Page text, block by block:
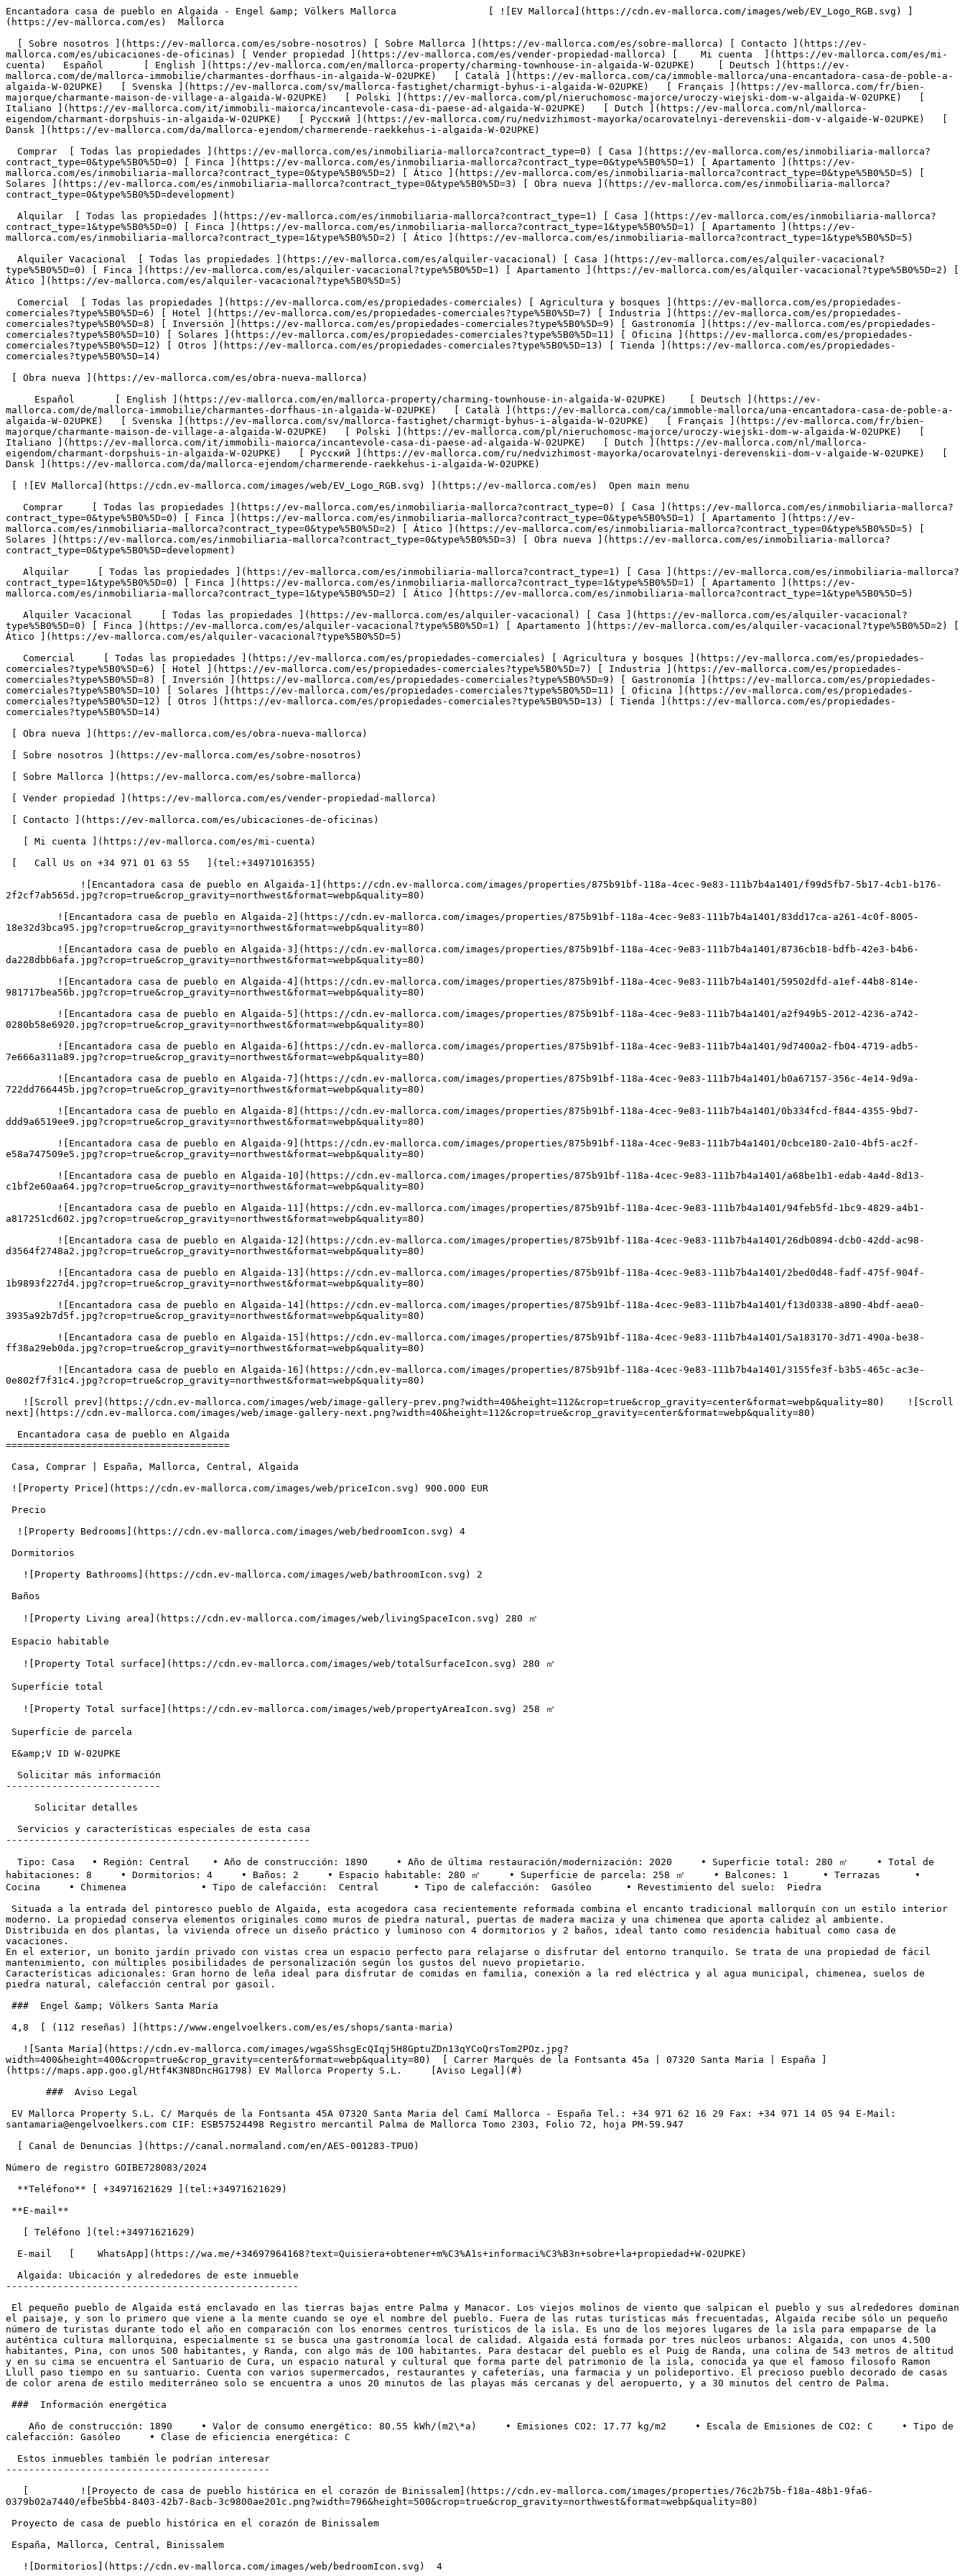
Encantadora casa de pueblo en Algaida - Engel &amp; Völkers Mallorca                [ ![EV Mallorca](https://cdn.ev-mallorca.com/images/web/EV_Logo_RGB.svg) ](https://ev-mallorca.com/es)  Mallorca  

  [ Sobre nosotros ](https://ev-mallorca.com/es/sobre-nosotros) [ Sobre Mallorca ](https://ev-mallorca.com/es/sobre-mallorca) [ Contacto ](https://ev-mallorca.com/es/ubicaciones-de-oficinas) [ Vender propiedad ](https://ev-mallorca.com/es/vender-propiedad-mallorca) [    Mi cuenta  ](https://ev-mallorca.com/es/mi-cuenta)   Español       [ English ](https://ev-mallorca.com/en/mallorca-property/charming-townhouse-in-algaida-W-02UPKE)    [ Deutsch ](https://ev-mallorca.com/de/mallorca-immobilie/charmantes-dorfhaus-in-algaida-W-02UPKE)   [ Català ](https://ev-mallorca.com/ca/immoble-mallorca/una-encantadora-casa-de-poble-a-algaida-W-02UPKE)   [ Svenska ](https://ev-mallorca.com/sv/mallorca-fastighet/charmigt-byhus-i-algaida-W-02UPKE)   [ Français ](https://ev-mallorca.com/fr/bien-majorque/charmante-maison-de-village-a-algaida-W-02UPKE)   [ Polski ](https://ev-mallorca.com/pl/nieruchomosc-majorce/uroczy-wiejski-dom-w-algaida-W-02UPKE)   [ Italiano ](https://ev-mallorca.com/it/immobili-maiorca/incantevole-casa-di-paese-ad-algaida-W-02UPKE)   [ Dutch ](https://ev-mallorca.com/nl/mallorca-eigendom/charmant-dorpshuis-in-algaida-W-02UPKE)   [ Русский ](https://ev-mallorca.com/ru/nedvizhimost-mayorka/ocarovatelnyi-derevenskii-dom-v-algaide-W-02UPKE)   [ Dansk ](https://ev-mallorca.com/da/mallorca-ejendom/charmerende-raekkehus-i-algaida-W-02UPKE)   

  Comprar  [ Todas las propiedades ](https://ev-mallorca.com/es/inmobiliaria-mallorca?contract_type=0) [ Casa ](https://ev-mallorca.com/es/inmobiliaria-mallorca?contract_type=0&type%5B0%5D=0) [ Finca ](https://ev-mallorca.com/es/inmobiliaria-mallorca?contract_type=0&type%5B0%5D=1) [ Apartamento ](https://ev-mallorca.com/es/inmobiliaria-mallorca?contract_type=0&type%5B0%5D=2) [ Ático ](https://ev-mallorca.com/es/inmobiliaria-mallorca?contract_type=0&type%5B0%5D=5) [ Solares ](https://ev-mallorca.com/es/inmobiliaria-mallorca?contract_type=0&type%5B0%5D=3) [ Obra nueva ](https://ev-mallorca.com/es/inmobiliaria-mallorca?contract_type=0&type%5B0%5D=development) 

  Alquilar  [ Todas las propiedades ](https://ev-mallorca.com/es/inmobiliaria-mallorca?contract_type=1) [ Casa ](https://ev-mallorca.com/es/inmobiliaria-mallorca?contract_type=1&type%5B0%5D=0) [ Finca ](https://ev-mallorca.com/es/inmobiliaria-mallorca?contract_type=1&type%5B0%5D=1) [ Apartamento ](https://ev-mallorca.com/es/inmobiliaria-mallorca?contract_type=1&type%5B0%5D=2) [ Ático ](https://ev-mallorca.com/es/inmobiliaria-mallorca?contract_type=1&type%5B0%5D=5) 

  Alquiler Vacacional  [ Todas las propiedades ](https://ev-mallorca.com/es/alquiler-vacacional) [ Casa ](https://ev-mallorca.com/es/alquiler-vacacional?type%5B0%5D=0) [ Finca ](https://ev-mallorca.com/es/alquiler-vacacional?type%5B0%5D=1) [ Apartamento ](https://ev-mallorca.com/es/alquiler-vacacional?type%5B0%5D=2) [ Ático ](https://ev-mallorca.com/es/alquiler-vacacional?type%5B0%5D=5) 

  Comercial  [ Todas las propiedades ](https://ev-mallorca.com/es/propiedades-comerciales) [ Agricultura y bosques ](https://ev-mallorca.com/es/propiedades-comerciales?type%5B0%5D=6) [ Hotel ](https://ev-mallorca.com/es/propiedades-comerciales?type%5B0%5D=7) [ Industria ](https://ev-mallorca.com/es/propiedades-comerciales?type%5B0%5D=8) [ Inversión ](https://ev-mallorca.com/es/propiedades-comerciales?type%5B0%5D=9) [ Gastronomía ](https://ev-mallorca.com/es/propiedades-comerciales?type%5B0%5D=10) [ Solares ](https://ev-mallorca.com/es/propiedades-comerciales?type%5B0%5D=11) [ Oficina ](https://ev-mallorca.com/es/propiedades-comerciales?type%5B0%5D=12) [ Otros ](https://ev-mallorca.com/es/propiedades-comerciales?type%5B0%5D=13) [ Tienda ](https://ev-mallorca.com/es/propiedades-comerciales?type%5B0%5D=14) 

 [ Obra nueva ](https://ev-mallorca.com/es/obra-nueva-mallorca) 

     Español       [ English ](https://ev-mallorca.com/en/mallorca-property/charming-townhouse-in-algaida-W-02UPKE)    [ Deutsch ](https://ev-mallorca.com/de/mallorca-immobilie/charmantes-dorfhaus-in-algaida-W-02UPKE)   [ Català ](https://ev-mallorca.com/ca/immoble-mallorca/una-encantadora-casa-de-poble-a-algaida-W-02UPKE)   [ Svenska ](https://ev-mallorca.com/sv/mallorca-fastighet/charmigt-byhus-i-algaida-W-02UPKE)   [ Français ](https://ev-mallorca.com/fr/bien-majorque/charmante-maison-de-village-a-algaida-W-02UPKE)   [ Polski ](https://ev-mallorca.com/pl/nieruchomosc-majorce/uroczy-wiejski-dom-w-algaida-W-02UPKE)   [ Italiano ](https://ev-mallorca.com/it/immobili-maiorca/incantevole-casa-di-paese-ad-algaida-W-02UPKE)   [ Dutch ](https://ev-mallorca.com/nl/mallorca-eigendom/charmant-dorpshuis-in-algaida-W-02UPKE)   [ Русский ](https://ev-mallorca.com/ru/nedvizhimost-mayorka/ocarovatelnyi-derevenskii-dom-v-algaide-W-02UPKE)   [ Dansk ](https://ev-mallorca.com/da/mallorca-ejendom/charmerende-raekkehus-i-algaida-W-02UPKE)   

 [ ![EV Mallorca](https://cdn.ev-mallorca.com/images/web/EV_Logo_RGB.svg) ](https://ev-mallorca.com/es)  Open main menu    

   Comprar     [ Todas las propiedades ](https://ev-mallorca.com/es/inmobiliaria-mallorca?contract_type=0) [ Casa ](https://ev-mallorca.com/es/inmobiliaria-mallorca?contract_type=0&type%5B0%5D=0) [ Finca ](https://ev-mallorca.com/es/inmobiliaria-mallorca?contract_type=0&type%5B0%5D=1) [ Apartamento ](https://ev-mallorca.com/es/inmobiliaria-mallorca?contract_type=0&type%5B0%5D=2) [ Ático ](https://ev-mallorca.com/es/inmobiliaria-mallorca?contract_type=0&type%5B0%5D=5) [ Solares ](https://ev-mallorca.com/es/inmobiliaria-mallorca?contract_type=0&type%5B0%5D=3) [ Obra nueva ](https://ev-mallorca.com/es/inmobiliaria-mallorca?contract_type=0&type%5B0%5D=development) 

   Alquilar     [ Todas las propiedades ](https://ev-mallorca.com/es/inmobiliaria-mallorca?contract_type=1) [ Casa ](https://ev-mallorca.com/es/inmobiliaria-mallorca?contract_type=1&type%5B0%5D=0) [ Finca ](https://ev-mallorca.com/es/inmobiliaria-mallorca?contract_type=1&type%5B0%5D=1) [ Apartamento ](https://ev-mallorca.com/es/inmobiliaria-mallorca?contract_type=1&type%5B0%5D=2) [ Ático ](https://ev-mallorca.com/es/inmobiliaria-mallorca?contract_type=1&type%5B0%5D=5) 

   Alquiler Vacacional     [ Todas las propiedades ](https://ev-mallorca.com/es/alquiler-vacacional) [ Casa ](https://ev-mallorca.com/es/alquiler-vacacional?type%5B0%5D=0) [ Finca ](https://ev-mallorca.com/es/alquiler-vacacional?type%5B0%5D=1) [ Apartamento ](https://ev-mallorca.com/es/alquiler-vacacional?type%5B0%5D=2) [ Ático ](https://ev-mallorca.com/es/alquiler-vacacional?type%5B0%5D=5) 

   Comercial     [ Todas las propiedades ](https://ev-mallorca.com/es/propiedades-comerciales) [ Agricultura y bosques ](https://ev-mallorca.com/es/propiedades-comerciales?type%5B0%5D=6) [ Hotel ](https://ev-mallorca.com/es/propiedades-comerciales?type%5B0%5D=7) [ Industria ](https://ev-mallorca.com/es/propiedades-comerciales?type%5B0%5D=8) [ Inversión ](https://ev-mallorca.com/es/propiedades-comerciales?type%5B0%5D=9) [ Gastronomía ](https://ev-mallorca.com/es/propiedades-comerciales?type%5B0%5D=10) [ Solares ](https://ev-mallorca.com/es/propiedades-comerciales?type%5B0%5D=11) [ Oficina ](https://ev-mallorca.com/es/propiedades-comerciales?type%5B0%5D=12) [ Otros ](https://ev-mallorca.com/es/propiedades-comerciales?type%5B0%5D=13) [ Tienda ](https://ev-mallorca.com/es/propiedades-comerciales?type%5B0%5D=14) 

 [ Obra nueva ](https://ev-mallorca.com/es/obra-nueva-mallorca) 

 [ Sobre nosotros ](https://ev-mallorca.com/es/sobre-nosotros) 

 [ Sobre Mallorca ](https://ev-mallorca.com/es/sobre-mallorca) 

 [ Vender propiedad ](https://ev-mallorca.com/es/vender-propiedad-mallorca) 

 [ Contacto ](https://ev-mallorca.com/es/ubicaciones-de-oficinas) 

   [ Mi cuenta ](https://ev-mallorca.com/es/mi-cuenta) 

 [   Call Us on +34 971 01 63 55   ](tel:+34971016355) 

             ![Encantadora casa de pueblo en Algaida-1](https://cdn.ev-mallorca.com/images/properties/875b91bf-118a-4cec-9e83-111b7b4a1401/f99d5fb7-5b17-4cb1-b176-2f2cf7ab565d.jpg?crop=true&crop_gravity=northwest&format=webp&quality=80)  

         ![Encantadora casa de pueblo en Algaida-2](https://cdn.ev-mallorca.com/images/properties/875b91bf-118a-4cec-9e83-111b7b4a1401/83dd17ca-a261-4c0f-8005-18e32d3bca95.jpg?crop=true&crop_gravity=northwest&format=webp&quality=80)  

         ![Encantadora casa de pueblo en Algaida-3](https://cdn.ev-mallorca.com/images/properties/875b91bf-118a-4cec-9e83-111b7b4a1401/8736cb18-bdfb-42e3-b4b6-da228dbb6afa.jpg?crop=true&crop_gravity=northwest&format=webp&quality=80)  

         ![Encantadora casa de pueblo en Algaida-4](https://cdn.ev-mallorca.com/images/properties/875b91bf-118a-4cec-9e83-111b7b4a1401/59502dfd-a1ef-44b8-814e-981717bea56b.jpg?crop=true&crop_gravity=northwest&format=webp&quality=80)  

         ![Encantadora casa de pueblo en Algaida-5](https://cdn.ev-mallorca.com/images/properties/875b91bf-118a-4cec-9e83-111b7b4a1401/a2f949b5-2012-4236-a742-0280b58e6920.jpg?crop=true&crop_gravity=northwest&format=webp&quality=80)  

         ![Encantadora casa de pueblo en Algaida-6](https://cdn.ev-mallorca.com/images/properties/875b91bf-118a-4cec-9e83-111b7b4a1401/9d7400a2-fb04-4719-adb5-7e666a311a89.jpg?crop=true&crop_gravity=northwest&format=webp&quality=80)  

         ![Encantadora casa de pueblo en Algaida-7](https://cdn.ev-mallorca.com/images/properties/875b91bf-118a-4cec-9e83-111b7b4a1401/b0a67157-356c-4e14-9d9a-722dd766445b.jpg?crop=true&crop_gravity=northwest&format=webp&quality=80)  

         ![Encantadora casa de pueblo en Algaida-8](https://cdn.ev-mallorca.com/images/properties/875b91bf-118a-4cec-9e83-111b7b4a1401/0b334fcd-f844-4355-9bd7-ddd9a6519ee9.jpg?crop=true&crop_gravity=northwest&format=webp&quality=80)  

         ![Encantadora casa de pueblo en Algaida-9](https://cdn.ev-mallorca.com/images/properties/875b91bf-118a-4cec-9e83-111b7b4a1401/0cbce180-2a10-4